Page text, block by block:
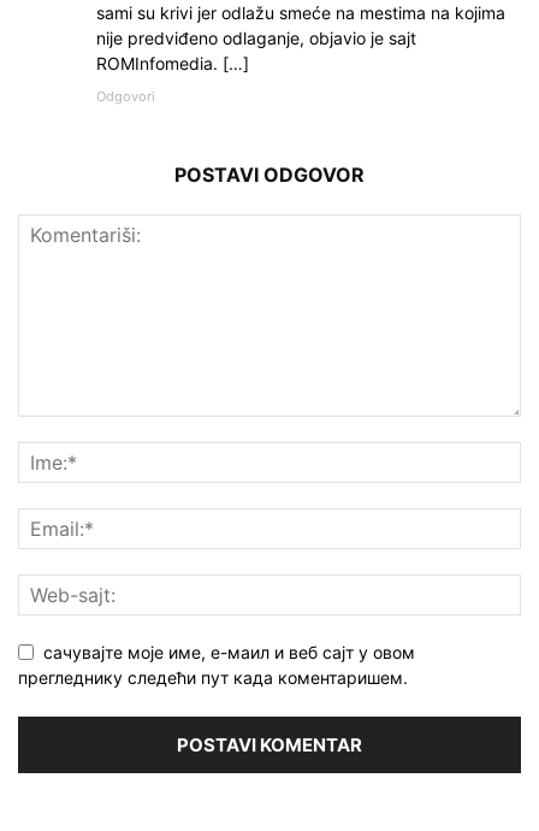
sami su krivi jer odlažu smeće na mestima na kojima
nije predviđeno odlaganje, objavio je sajt
ROMInfomedia. […]
Odgovori
POSTAVI ODGOVOR
сачувајте моје име, е-маил и веб сајт у овом
прегледнику следећи пут када коментаришем.